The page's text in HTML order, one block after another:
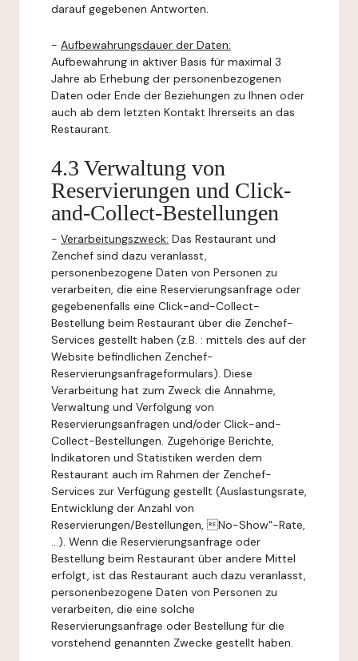
darauf gegebenen Antworten.
- Aufbewahrungsdauer der Daten:
Aufbewahrung in aktiver Basis für maximal 3
Jahre ab Erhebung der personenbezogenen
Daten oder Ende der Beziehungen zu Ihnen oder
auch ab dem letzten Kontakt Ihrerseits an das
Restaurant.
4.3 Verwaltung von
Reservierungen und Click-
and-Collect-Bestellungen
- Verarbeitungszweck: Das Restaurant und
Zenchef sind dazu veranlasst,
personenbezogene Daten von Personen zu
verarbeiten, die eine Reservierungsanfrage oder
gegebenenfalls eine Click-and-Collect-
Bestellung beim Restaurant über die Zenchef-
Services gestellt haben (z.B. : mittels des auf der
Website befindlichen Zenchef-
Reservierungsanfrageformulars). Diese
Verarbeitung hat zum Zweck die Annahme,
Verwaltung und Verfolgung von
Reservierungsanfragen und/oder Click-and-
Collect-Bestellungen. Zugehörige Berichte,
Indikatoren und Statistiken werden dem
Restaurant auch im Rahmen der Zenchef-
Services zur Verfügung gestellt (Auslastungsrate,
Entwicklung der Anzahl von
Reservierungen/Bestellungen, No-Show"-Rate,
...). Wenn die Reservierungsanfrage oder
Bestellung beim Restaurant über andere Mittel
erfolgt, ist das Restaurant auch dazu veranlasst,
personenbezogene Daten von Personen zu
verarbeiten, die eine solche
Reservierungsanfrage oder Bestellung für die
vorstehend genannten Zwecke gestellt haben.